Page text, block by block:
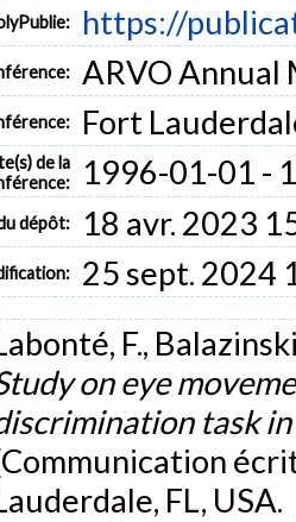
https://
ARVO Annual
Fort
de la
1996-01-01 -
dépôt: 18 avr. 2023
25 sept. 2024
F.,
on eye
task
FL, USA.